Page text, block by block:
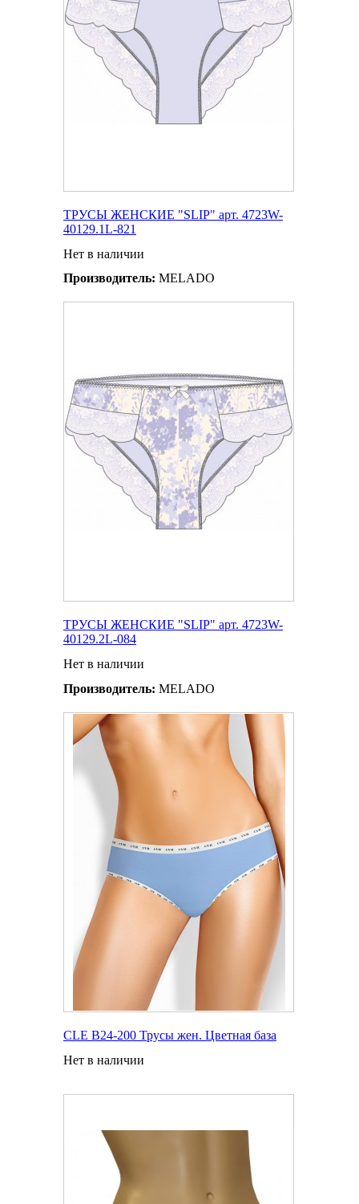
ТРУСЫ ЖЕНСКИЕ "SLIP" арт. 4723W-
40129.1L-821
Нет в наличии
Производитель: MELADO
ТРУСЫ ЖЕНСКИЕ "SLIP" арт. 4723W-
40129.2L-084
Нет в наличии
Производитель: MELADO
CLE B24-200 Трусы жен. Цветная база
Нет в наличии